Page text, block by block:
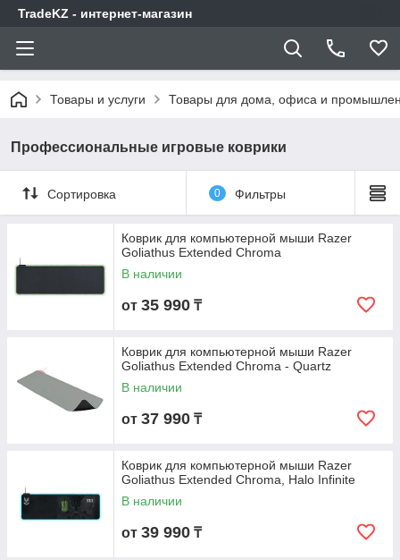
TradeKZ - интернет-магазин
Товары и услуги Товары для дома, офиса и
Профессиональные игровые коврики
Сортировка 0 Фильтры
Коврик для компьютерной мыши Razer
Goliathus Extended Chroma
В наличии
от 35 990 ₸
Коврик для компьютерной мыши Razer
Goliathus Extended Chroma - Quartz
В наличии
от 37 990 ₸
Коврик для компьютерной мыши Razer
Goliathus Extended Chroma, Halo Infinite
В наличии
от 39 990 ₸